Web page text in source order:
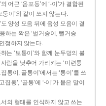
어근 ‘옴포동’에 ‘-이’가 결합된
둥이’와 같이 쓰지 않는다.
양성 모음 뒤에 음성 모음이 결
하는 짝은 ‘벌거숭이, 뻘거숭
인정하지 않는다.
는 ‘보퉁이’와 함께 눈두덩의 불
람을 낮추어 가리키는 ‘미련퉁
통이, 골통이’에서는 ‘통이’를 쓰
통’, ‘골통’에 ‘-이’가 붙은 말이
의 형태를 인식하지 않고 쓰는